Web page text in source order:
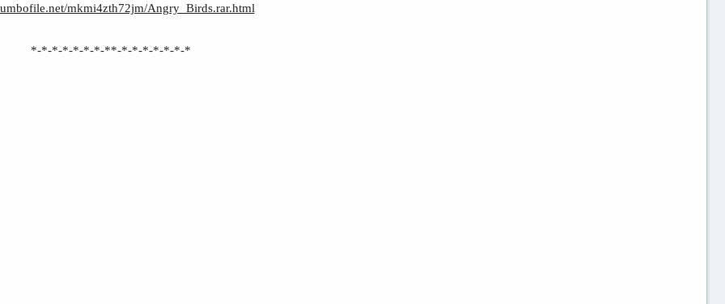
mkmi4zth72jm/Angry_Birds.rar.html
*-*-*-*-*-*-*-**-*-*-*-*-*-*-*